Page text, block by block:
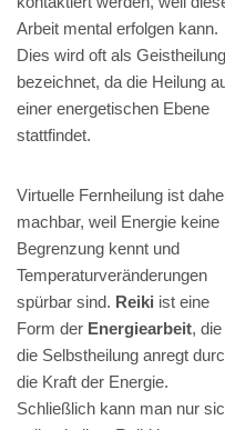
Arbeit mental erfolgen kann.
Dies wird oft als Geistheilung
bezeichnet, da die Heilung
einer energetischen Ebene
stattfindet.
Virtuelle Fernheilung ist
machbar, weil Energie keine
Begrenzung kennt und
Temperaturveränderungen
spürbar sind. Reiki ist eine
Form der Energiearbeit, die
die Selbstheilung anregt
die Kraft der Energie.
Schließlich kann man nur